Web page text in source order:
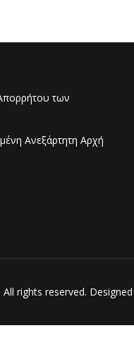
αιγίδα της ΑΔΑΕ το 21ο
των
Ανεξάρτητη Αρχή
rights reserved.